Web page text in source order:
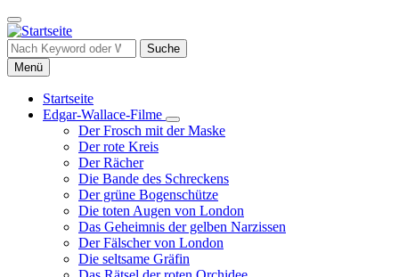
Direkt
zum
Inhalt
Suche
Menü
Hauptnavigation
Startseite
Edgar-Wallace-Filme
Unternavigation
von
Filme
Der Frosch mit der Maske
Der rote Kreis
Der Rächer
Die Bande des Schreckens
Der grüne Bogenschütze
Die toten Augen von London
Das Geheimnis der gelben Narzissen
Der Fälscher von London
Die seltsame Gräfin